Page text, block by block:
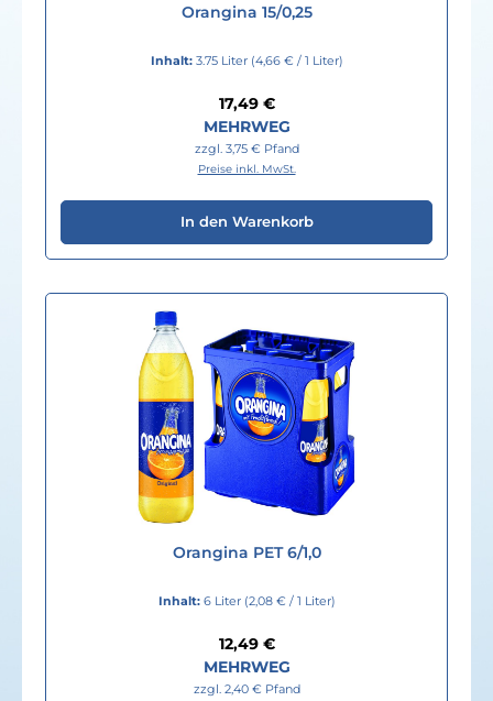
Orangina 15/0,25
Inhalt: 3.75 Liter (4,66 € / 1 Liter)
Regulärer Preis:
17,49 €
MEHRWEG
zzgl. 3,75 € Pfand
Preise inkl. MwSt.
In den Warenkorb
Orangina PET 6/1,0
Inhalt: 6 Liter (2,08 € / 1 Liter)
Regulärer Preis:
12,49 €
MEHRWEG
zzgl. 2,40 € Pfand